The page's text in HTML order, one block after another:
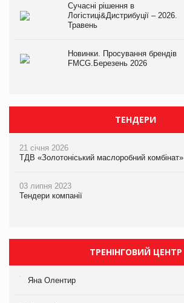
Сучасні рішення в
Логістиці&Дистрибуції – 2026.
Травень
Новинки. Просування брендів
FMCG.Березень 2026
ТЕНДЕРИ
21 січня 2026
ТДВ «Золотоніський маслоробний комбінат»
03 липня 2023
Тендери компанії
ТРЕНІНГОВИЙ ЦЕНТР
Яна Олентир